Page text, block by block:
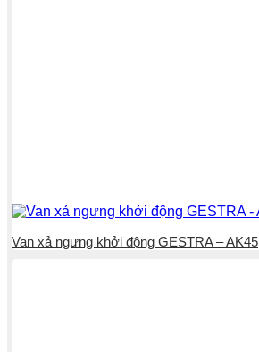
Van xả ngưng khởi động GESTRA – AK45